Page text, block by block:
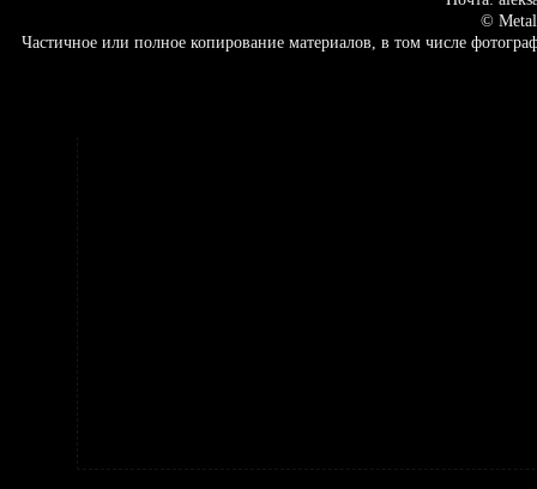
©
Частичное или полное копирование материалов, в том числе